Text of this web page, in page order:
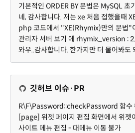
깃허브 이슈·PR
사이트 메뉴 편집 - 대메뉴 이동 불가